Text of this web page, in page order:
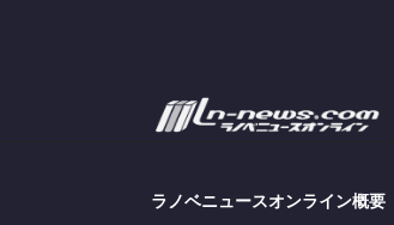
ラノベニュースオンライン概要